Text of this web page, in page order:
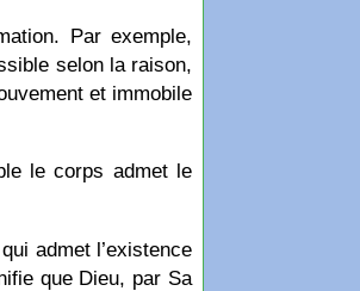
Par exemple,
selon la raison,
et immobile
le corps admet le
admet l’existence
que Dieu, par Sa